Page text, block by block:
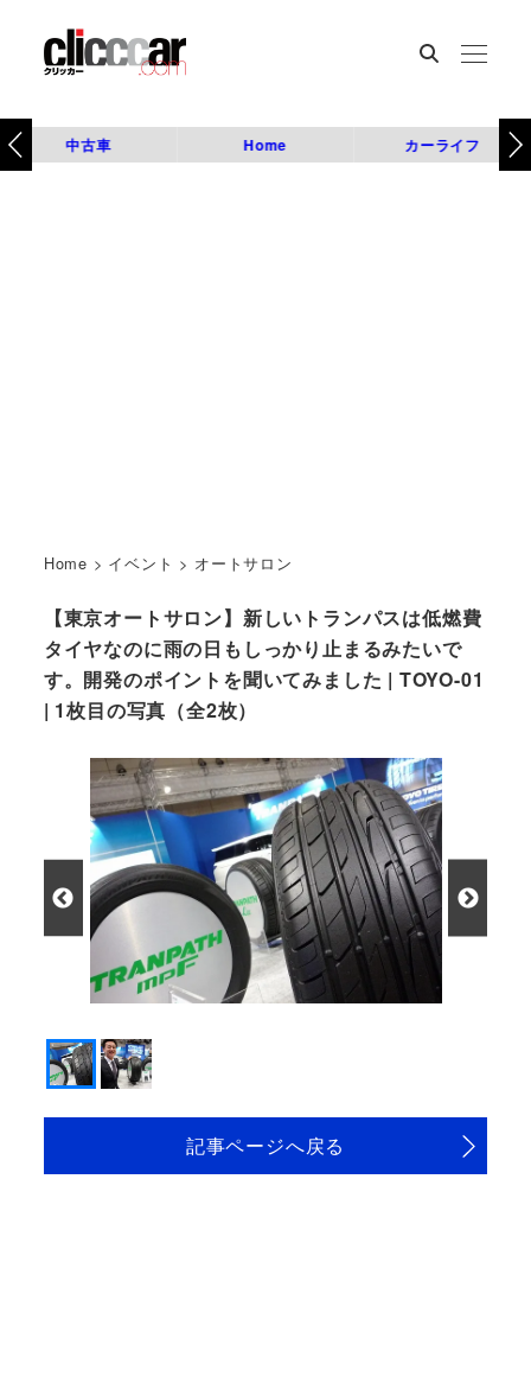
中古車 Home カーライフ
Home > イベント > オートサロン
【東京オートサロン】新しいトランパスは低燃費
タイヤなのに雨の日もしっかり止まるみたいで
す。開発のポイントを聞いてみました | TOYO-01
| 1枚目の写真（全2枚）
記事ページへ戻る